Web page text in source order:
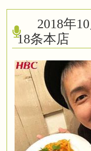
2018年
18条本店